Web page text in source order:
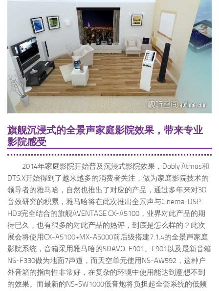
旗舰沉浸式的全景声家庭影院效果，带来专业
影院感受
2014年家庭影院开始普及沉浸式影院效果，Dobly Atmos和
DTS:X开始得到了越来越多的消费者关注，做为家庭影院技术的
领导者的雅马哈，自然也推出了对应的产品，通过多年来对3D
音效研究的积累，雅马哈将在此次推出全景声与Cinema-DSP
HD3完全结合的旗舰AVENTAGE CX-A5100，业界对此产品的期
待已久，也有很多的对此产品的热评，到底是怎么样的？此次
展会将使用CX-A5100+MX-A5000前后级搭建7.1.4的全景声家庭
影院系统，音箱采用雅马哈的SOAVO-F901、C901以及最新音箱
NS-F330做为地面7声道，而天空单元使用NS-AW592，这种户
外音箱的指向性非常好，在复杂的环境中使用能达到意想不到
的效果。而最新的NS-SW1000低音炮将负担起全套系统的低频